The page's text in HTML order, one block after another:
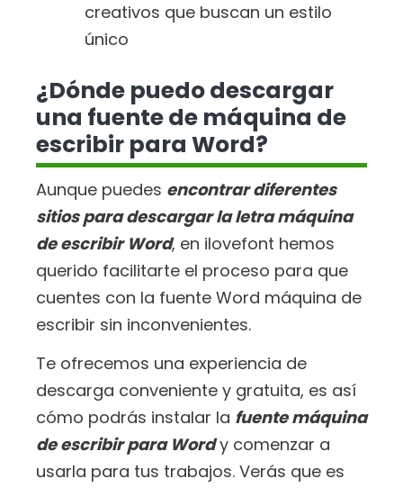
creativos que buscan un estilo
único
¿Dónde puedo descargar
una fuente de máquina de
escribir para Word?
Aunque puedes encontrar diferentes
sitios para descargar la letra máquina
de escribir Word, en ilovefont hemos
querido facilitarte el proceso para que
cuentes con la fuente Word máquina de
escribir sin inconvenientes.
Te ofrecemos una experiencia de
descarga conveniente y gratuita, es así
cómo podrás instalar la fuente máquina
de escribir para Wordy comenzar a
usarla para tus trabajos. Verás que es